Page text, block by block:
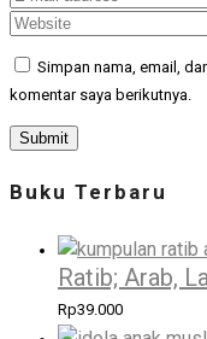
Simpan nama, email,
komentar saya berikutnya.
Buku Terbaru
Ratib; Arab,
Rp39.000